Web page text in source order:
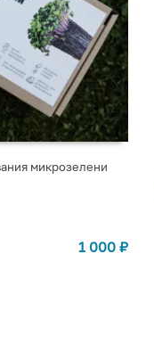
микрозелени
1 000 ₽